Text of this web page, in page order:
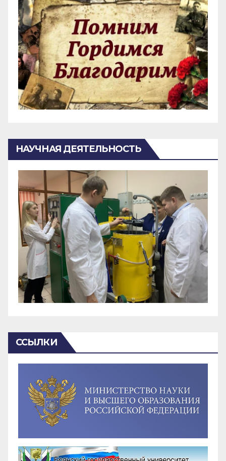
НАУЧНАЯ ДЕЯТЕЛЬНОСТЬ
ССЫЛКИ